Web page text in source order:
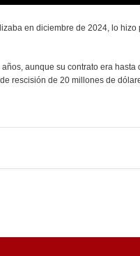
en diciembre de 2024, lo
aunque su contrato era
rescisión de 20 millones de